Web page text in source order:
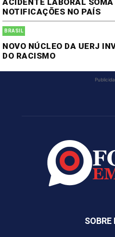
ACIDENTE LABORAL
NOTIFICAÇÕES NO PAÍS
BRASIL
NOVO NÚCLEO DA UERJ
DO RACISMO
SOBRE